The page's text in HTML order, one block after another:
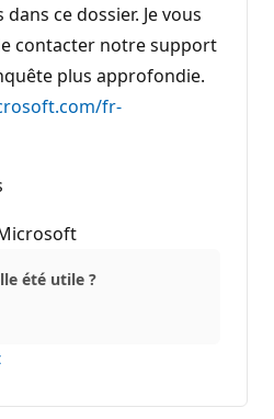
ce dossier. Je vous
contacter notre support
plus approfondie.
fr-
été utile ?